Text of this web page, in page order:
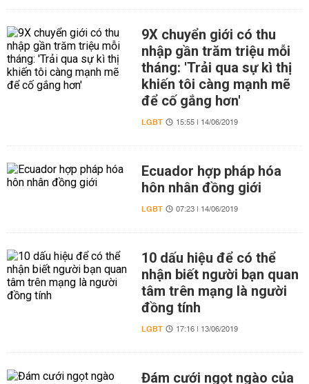
9X chuyển giới có thu
nhập gần trăm triệu mỗi
tháng: 'Trải qua sự kì thị
khiến tôi càng mạnh mẽ
để cố gắng hơn'
LGBT 15:55 | 14/06/2019
Ecuador hợp pháp hóa
hôn nhân đồng giới
LGBT 07:23 | 14/06/2019
10 dấu hiệu để có thể
nhận biết người bạn quan
tâm trên mạng là người
đồng tính
LGBT 17:16 | 13/06/2019
Đám cưới ngọt ngào của